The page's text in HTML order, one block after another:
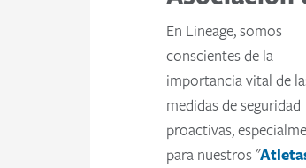
En Lineage, somos
conscientes de la
importancia vital de
medidas de seguridad
proactivas,
para nuestros "